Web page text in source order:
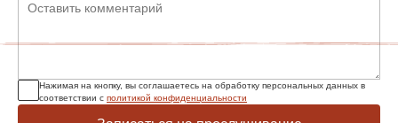
Нажимая на кнопку, вы соглашаетесь на обработку персональных данных в
соответствии с политикой конфиденциальности